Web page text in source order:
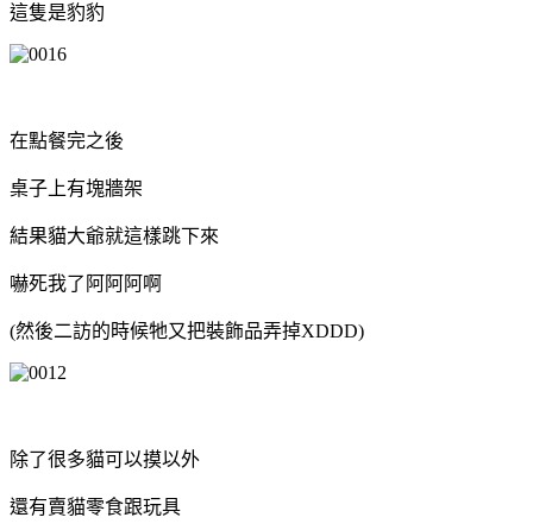
這隻是豹豹
在點餐完之後
桌子上有塊牆架
結果貓大爺就這樣跳下來
嚇死我了阿阿阿啊
(然後二訪的時候牠又把裝飾品弄掉XDDD)
除了很多貓可以摸以外
還有賣貓零食跟玩具